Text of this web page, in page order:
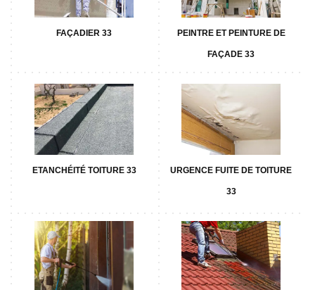
FAÇADIER 33 PEINTRE ET PEINTURE DE
FAÇADE 33
ETANCHÉITÉ TOITURE 33 URGENCE FUITE DE TOITURE
33